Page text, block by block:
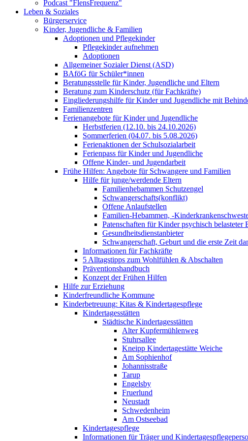
Podcast "FlensFrequenz"
Leben & Soziales
Bürgerservice
Kinder, Jugendliche & Familien
Adoptionen und Pflegekinder
Pflegekinder aufnehmen
Adoptionen
Allgemeiner Sozialer Dienst (ASD)
BAföG für Schüler*innen
Beratungsstelle für Kinder, Jugendliche und Eltern
Beratung zum Kinderschutz (für Fachkräfte)
Eingliederungshilfe für Kinder und Jugendliche mit
Familienzentren
Ferienangebote für Kinder und Jugendliche
Herbstferien (12.10. bis 24.10.2026)
Sommerferien (04.07. bis 5.08.2026)
Ferienaktionen der Schulsozialarbeit
Ferienpass für Kinder und Jugendliche
Offene Kinder- und Jugendarbeit
Frühe Hilfen: Angebote für Schwangere und Familien
Hilfe für junge/werdende Eltern
Familienhebammen Schutzengel
Schwangerschafts(konflikt)
Offene Anlaufstellen
Familien-Hebammen, -
Patenschaften für Kinder psychisch belasteter
Gesundheitsdienstanbieter
Schwangerschaft, Geburt und die erste Zeit
Informationen für Fachkräfte
5 Alltagstipps zum Wohlfühlen & Abschalten
Präventionshandbuch
Konzept der Frühen Hilfen
Hilfe zur Erziehung
Kinderfreundliche Kommune
Kinderbetreuung: Kitas & Kindertagespflege
Kindertagesstätten
Städtische Kindertagesstätten
Alter Kupfermühlenweg
Stuhrsallee
Kneipp Kindertagestätte Weiche
Am Sophienhof
Johannisstraße
Tarup
Engelsby
Fruerlund
Neustadt
Schwedenheim
Am Ostseebad
Kindertagespflege
Informationen für Träger und